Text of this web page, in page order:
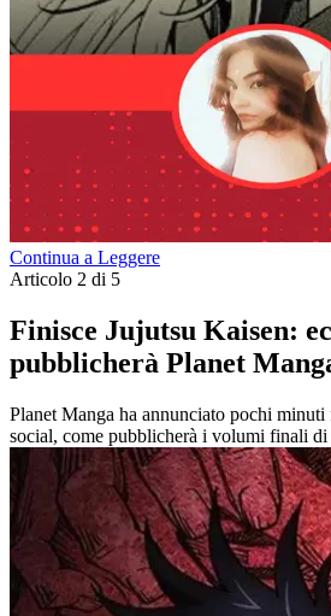
Continua a Leggere
Articolo 2 di 5
Finisce Jujutsu Kaisen:
pubblicherà Planet
Planet Manga ha annunciato pochi minuti
social, come pubblicherà i volumi finali di